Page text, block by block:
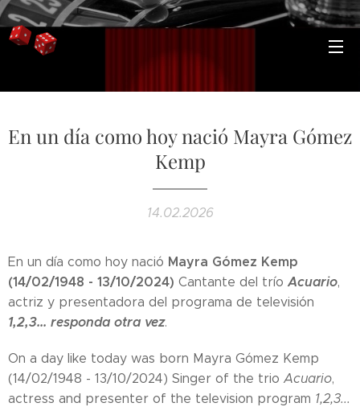
En un día como hoy nació Mayra Gómez
Kemp
14.02.2026
En un día como hoy nació Mayra Gómez Kemp
(14/02/1948 - 13/10/2024) Cantante del trío Acuario,
actriz y presentadora del programa de televisión
1,2,3... responda otra vez.
On a day like today was born Mayra Gómez Kemp
(14/02/1948 - 13/10/2024) Singer of the trio Acuario,
actress and presenter of the television program 1,2,3...